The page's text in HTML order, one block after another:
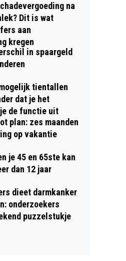
na
Dit is wat
aan
kregen
in spaargeld
tientallen
dat je het
de functie uit
plan: zes maanden
op vakantie
je 45 en 65ste kan
dan 12 jaar
dieet darmkanker
onderzoekers
puzzelstukje